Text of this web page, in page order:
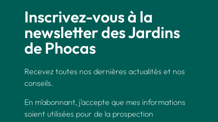
Inscrivez-vous à la
newsletter des Jardins
de Phocas
Recevez toutes nos dernières actualités et nos
conseils.
En m’abonnant, j’accepte que mes informations
soient utilisées pour de la prospection